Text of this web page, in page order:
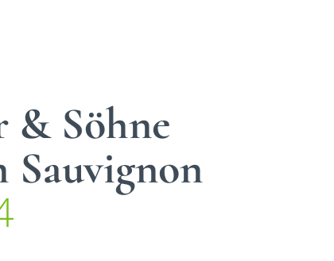
& Söhne
Sauvignon